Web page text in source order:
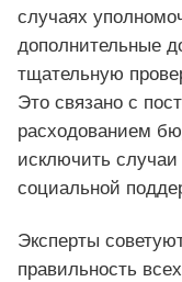
случаях
дополнительные
тщательную
Это связано с
расходованием
исключить случаи
социальной
Эксперты
правильность